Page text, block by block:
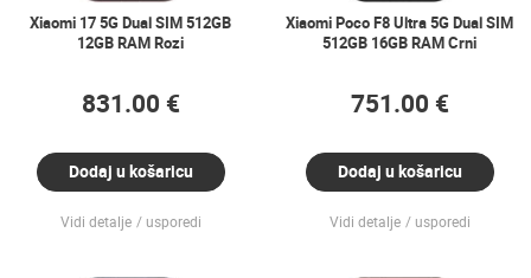
Xiaomi 17 5G Dual SIM 512GB
12GB RAM Rozi
831.00 €
Dodaj u košaricu
Vidi detalje usporedi
Xiaomi Poco F8 Ultra 5G Dual SIM
512GB 16GB RAM Crni
751.00 €
Dodaj u košaricu
Vidi detalje usporedi